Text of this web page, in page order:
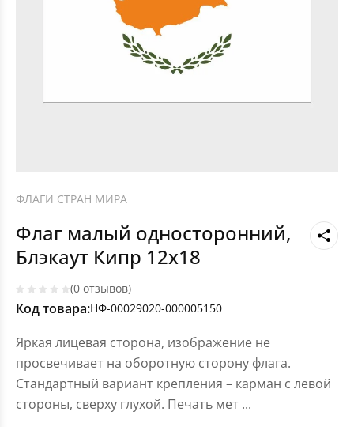
ФЛАГИ СТРАН МИРА
Флаг малый односторонний,
Блэкаут Кипр 12х18
(0 отзывов)
Код товара:НФ-00029020-000005150
Яркая лицевая сторона, изображение не
просвечивает на оборотную сторону флага.
Стандартный вариант крепления – карман с левой
стороны, сверху глухой. Печать мет ...